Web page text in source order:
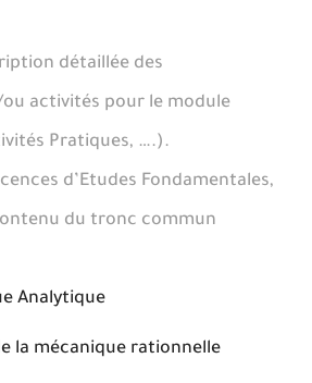
détaillée des
activités pour le module
Pratiques, ….).
d’Etudes Fondamentales,
du tronc commun
Analytique
la mécanique rationnelle